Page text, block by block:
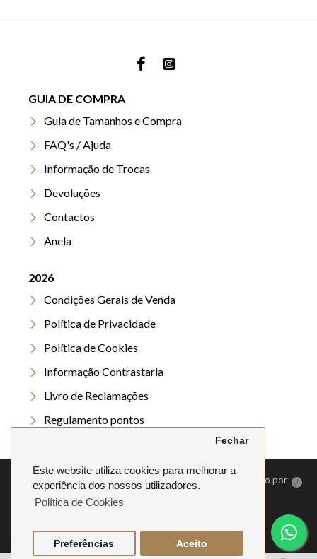
Este website utiliza cookies para melhorar a
experiência dos nossos utilizadores.
Política de Cookies
Fechar
Preferências Aceito
GUIA DE COMPRA
Guia de Tamanhos e Compra
FAQ's / Ajuda
Informação de Trocas
Devoluções
Contactos
Anela
2026
Condições Gerais de Venda
Política de Privacidade
Política de Cookies
Informação Contrastaria
Livro de Reclamações
Regulamento pontos
2026. Anela | Todos os direitos reservados | Desenvolvido por